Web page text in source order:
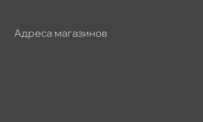
Адреса магазино